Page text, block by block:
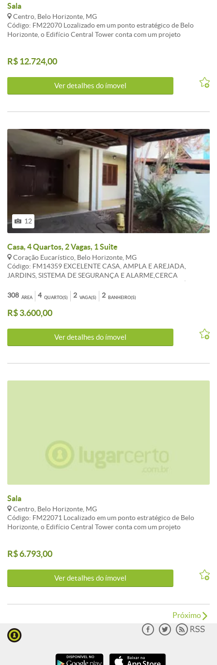
Sala
Centro, Belo Horizonte, MG
Código: FM22070 Lozalizado em um ponto estratégico de Belo
Horizonte, o Edifício Central Tower conta com um projeto
Estacionamento privativo. Visite nosso site:
social
R$ 12.724,00
Ver detalhes do ímovel
12
Casa, 4 Quartos, 2 Vagas, 1 Suite
Coração Eucarístico, Belo Horizonte, MG
Código: FM14359 EXCELENTE CASA, AMPLA E AREJADA,
JARDINS, SISTEMA DE SEGURANÇA E ALARME,CERCA
SENDO UMA SUÍTE COM ARMÁRIOS E BOX BLINDEX, BANHO
SOCIAL COM BOX BLINDEX,ARMÁRIOS, E BANHEIRA DE
HIDROMASSAGEM, POSSUI SALA DE ESTAR, SALA DE JANTAR E
ARMÁRIOS, PIA EM L GRANITO PRETO,ÁREA EXTERNA COM
QUARTO DE DESPEJO, TANQUE. DESTAQUE: CASA TODA
ÁREA
308 QUARTO(S)
4 VAGA(S)
2 BANHEIRO(S)
2
R$ 3.600,00
Ver detalhes do ímovel
Sala
Centro, Belo Horizonte, MG
Código: FM22071 Localizado em um ponto estratégico de Belo
Horizonte, o Edifício Central Tower conta com um projeto
fernandomendoncaimoveis.com.br CARACTERISTICAS:3 Elevador
R$ 6.793,00
Ver detalhes do ímovel
Próximo